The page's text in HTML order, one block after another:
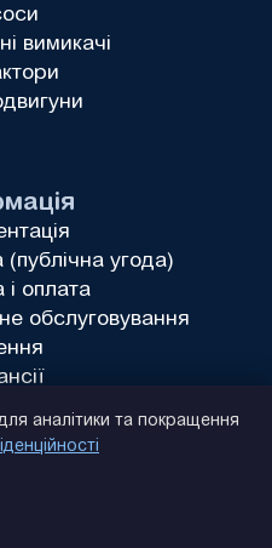
угода)
і оплата
обслуговування
вимикачі
аналітики та покращення